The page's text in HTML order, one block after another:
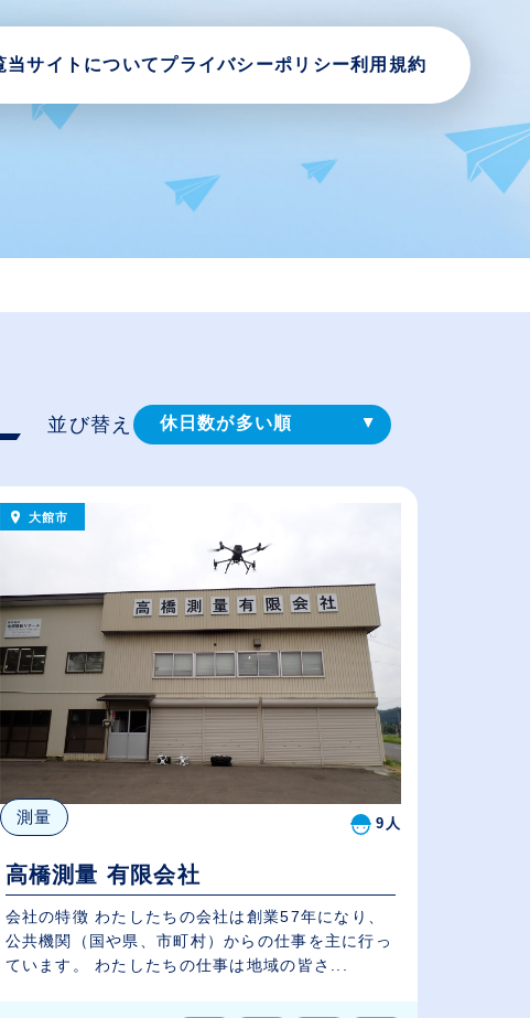
当サイトについてプライバシーポリシー利用規約
並び替え 休日数が多い順
（⾼卒の給与を基準）
従業員が多い順
大館市
測量 9人
高橋測量 有限会社
会社の特徴 わたしたちの会社は創業57年になり、
公共機関（国や県、市町村）からの仕事を主に行っ
ています。 わたしたちの仕事は地域の皆さ...